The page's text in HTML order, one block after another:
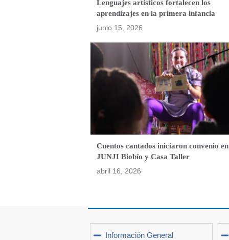
Lenguajes artísticos fortalecen los
aprendizajes en la primera infancia
junio 15, 2026
Cuentos cantados iniciaron convenio
JUNJI Biobío y Casa Taller
abril 16, 2026
Información General